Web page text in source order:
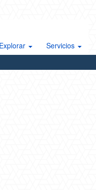
Explorar Servicios